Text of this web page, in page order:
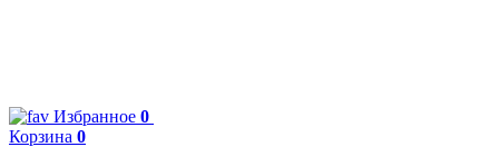
Избранное 0
Корзина 0